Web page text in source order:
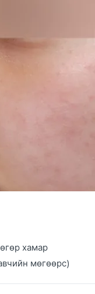
хамар
мөгөөрс)